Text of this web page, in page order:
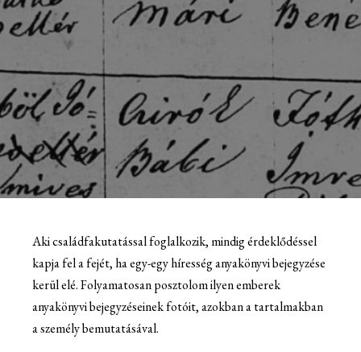
Aki családfakutatással foglalkozik, mindig érdeklődéssel
kapja fel a fejét, ha egy-egy híresség anyakönyvi bejegyzése
kerül elé. Folyamatosan posztolom ilyen emberek
anyakönyvi bejegyzéseinek fotóit, azokban a tartalmakban
a személy bemutatásával.